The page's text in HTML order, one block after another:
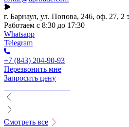
г. Барнаул, ул. Попова, 246, оф. 27, 2
Работаем с 8:30 до 17:30
Whatsapp
Telegram
+7 (843) 204-90-93
Перезвонить мне
Запросить цену
Смотреть все